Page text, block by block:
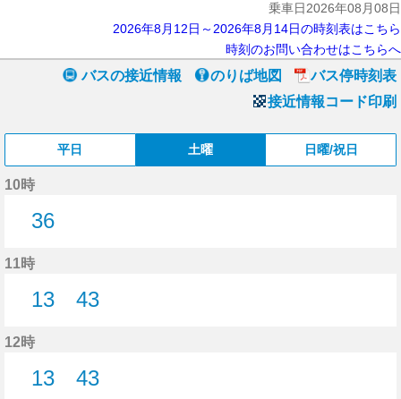
乗車日2026年08月08日
2026年8月12日～2026年8月14日の時刻表はこちら
時刻のお問い合わせはこちらへ
バスの接近情報 のりば地図
バス停時刻表
接近情報コード印刷
平日 土曜 日曜/祝日
10時
36
11時
13
43
12時
13
43